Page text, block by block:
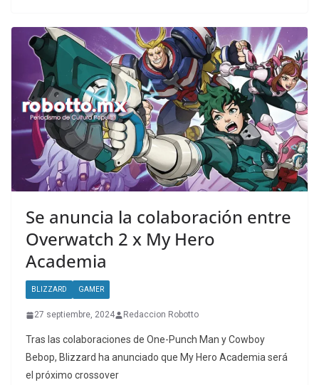
Se anuncia la colaboración entre
Overwatch 2 x My Hero
Academia
BLIZZARD GAMER
27 septiembre, 2024 Redaccion Robotto
Tras las colaboraciones de One-Punch Man y Cowboy
Bebop, Blizzard ha anunciado que My Hero Academia será
el próximo crossover